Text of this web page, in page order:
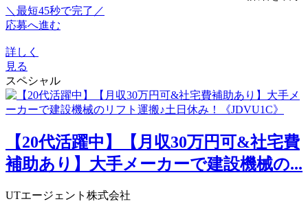
＼最短45秒で完了／
応募へ進む
詳しく
見る
スペシャル
【20代活躍中】【月収30万円可&社宅費
補助あり】大手メーカーで建設機械の...
UTエージェント株式会社